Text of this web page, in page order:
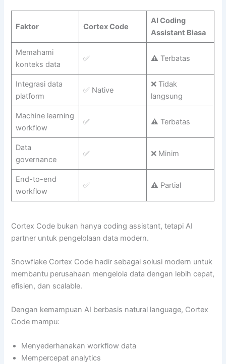
Faktor Cortex Code
AI Coding
Assistant Biasa
Memahami
konteks data
✅ ⚠️ Terbatas
Integrasi data
platform
✅ Native
❌ Tidak
langsung
Machine learning
workflow
✅ ⚠️ Terbatas
Data
governance
✅ ❌ Minim
End-to-end
workflow
✅ ⚠️ Partial
Cortex Code bukan hanya coding assistant, tetapi AI
partner untuk pengelolaan data modern.
Snowflake Cortex Code hadir sebagai solusi modern untuk
membantu perusahaan mengelola data dengan lebih cepat,
efisien, dan scalable.
Dengan kemampuan AI berbasis natural language, Cortex
Code mampu:
Menyederhanakan workflow data
Mempercepat analytics